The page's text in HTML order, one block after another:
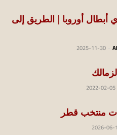
أبطال أوروبا | الطريق إلى
2025-11-30
2022-02-05
منتخب قطر
2026-06-